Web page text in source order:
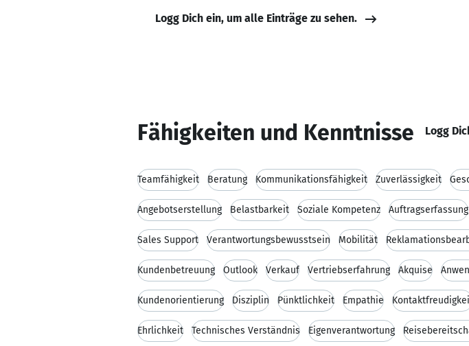
Logg Dich ein, um alle Einträge zu sehen.
Fähigkeiten und Kenntnisse Logg
Teamfähigkeit Beratung Kommunikationsfähigkeit Zuverlässigkeit
Angebotserstellung Belastbarkeit Soziale Kompetenz Auftragserfassung
Sales Support Verantwortungsbewusstsein Mobilität
Kundenbetreuung Outlook Verkauf Vertriebserfahrung Akquise
Kundenorientierung Disziplin Pünktlichkeit Empathie
Ehrlichkeit Technisches Verständnis Eigenverantwortung